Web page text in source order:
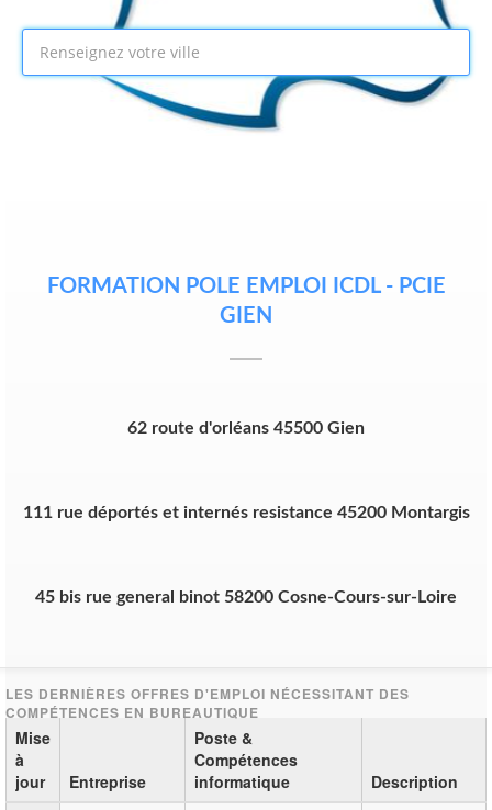
FORMATION POLE EMPLOI ICDL - PCIE
GIEN
62 route d'orléans 45500 Gien
111 rue déportés et internés resistance 45200 Montargis
45 bis rue general binot 58200 Cosne-Cours-sur-Loire
Mise
à
jour
Entreprise
Poste &
Compétences
informatique
Description